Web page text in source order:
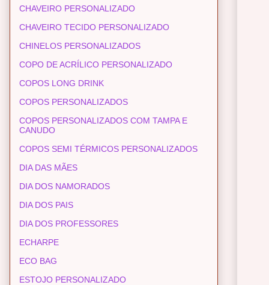
CHAVEIRO PERSONALIZADO
CHAVEIRO TECIDO PERSONALIZADO
CHINELOS PERSONALIZADOS
COPO DE ACRÍLICO PERSONALIZADO
COPOS LONG DRINK
COPOS PERSONALIZADOS
COPOS PERSONALIZADOS COM TAMPA E
CANUDO
COPOS SEMI TÉRMICOS PERSONALIZADOS
DIA DAS MÃES
DIA DOS NAMORADOS
DIA DOS PAIS
DIA DOS PROFESSORES
ECHARPE
ECO BAG
ESTOJO PERSONALIZADO